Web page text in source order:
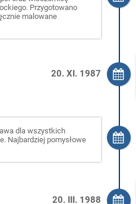
Przygotowano
malowane
20. XI. 1987
dla wszystkich
Najbardziej pomysłowe
20. III. 1988